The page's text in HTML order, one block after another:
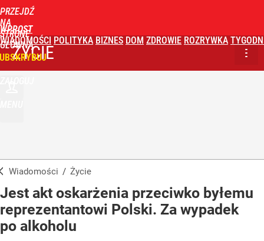
PRZEJDŹ
NA
STRONĘ
GŁÓWNĄ
WPROST
WIADOMOŚCI POLITYKA BIZNES DOM ZDROWIE ROZRYWKA
ŻYCIE
Wiadomości / Życie
Jest akt oskarżenia przeciwko byłemu
reprezentantowi Polski. Za wypadek
po alkoholu